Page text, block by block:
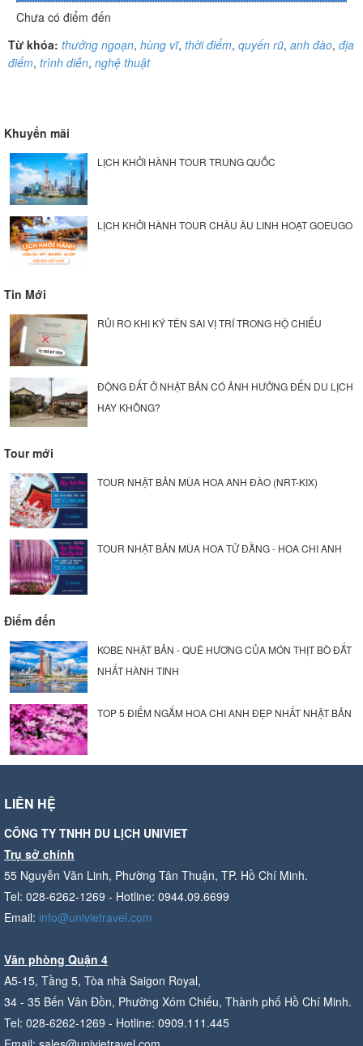
Chưa có điểm đến
Từ khóa: thưởng ngoạn, hùng vĩ, thời điểm, quyến rũ, anh đào, địa
điểm, trình diễn, nghệ thuật
Khuyến mãi
LỊCH KHỞI HÀNH TOUR TRUNG QUỐC
LỊCH KHỞI HÀNH TOUR CHÂU ÂU LINH HOẠT GOEUGO
Tin Mới
RỦI RO KHI KÝ TÊN SAI VỊ TRÍ TRONG HỘ CHIẾU
ĐỘNG ĐẤT Ở NHẬT BẢN CÓ ẢNH HƯỞNG ĐẾN DU LỊCH
HAY KHÔNG?
Tour mới
TOUR NHẬT BẢN MÙA HOA ANH ĐÀO (NRT-KIX)
TOUR NHẬT BẢN MÙA HOA TỬ ĐẰNG - HOA CHI ANH
Điểm đến
KOBE NHẬT BẢN - QUÊ HƯƠNG CỦA MÓN THỊT BÒ ĐẮT
NHẤT HÀNH TINH
TOP 5 ĐIỂM NGẮM HOA CHI ANH ĐẸP NHẤT NHẬT BẢN
LIÊN HỆ
CÔNG TY TNHH DU LỊCH UNIVIET
Trụ sở chính
55 Nguyễn Văn Linh, Phường Tân Thuận, TP. Hồ Chí Minh.
Tel: 028-6262-1269 - Hotline: 0944.09.6699
Email: info@univietravel.com
Văn phòng Quận 4
A5-15, Tầng 5, Tòa nhà Saigon Royal,
34 - 35 Bến Vân Đồn, Phường Xóm Chiếu, Thành phố Hồ Chí Minh.
Tel: 028-6262-1269 - Hotline: 0909.111.445